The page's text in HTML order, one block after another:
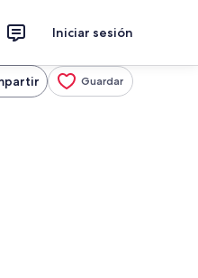
Iniciar sesión
Guardar